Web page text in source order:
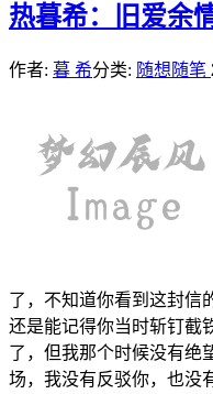
热暮希：旧爱余
作者: 暮 希分类: 随想随笔
了，不知道你看到这封信
还是能记得你当时斩钉截
了，但我那个时候没有绝
场，我没有反驳你，也没